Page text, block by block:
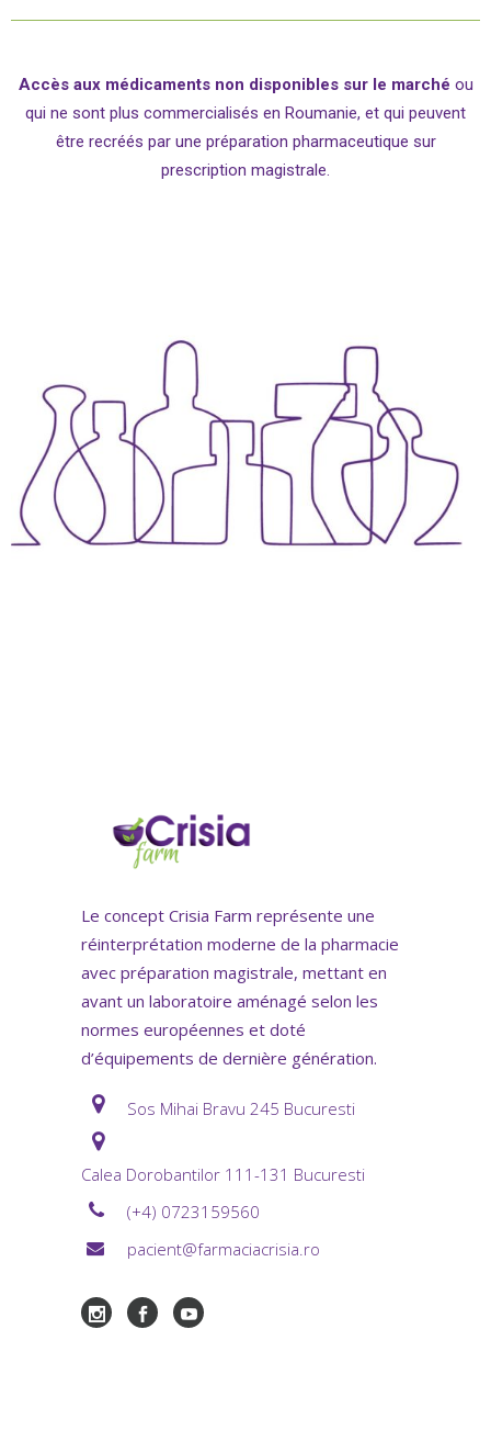
Accès aux médicaments non disponibles sur le marché ou
qui ne sont plus commercialisés en Roumanie, et qui peuvent
être recréés par une préparation pharmaceutique sur
prescription magistrale.
Le concept Crisia Farm représente une
réinterprétation moderne de la pharmacie
avec préparation magistrale, mettant en
avant un laboratoire aménagé selon les
normes européennes et doté
d’équipements de dernière génération.
Sos Mihai Bravu 245 Bucuresti
Calea Dorobantilor 111-131 Bucuresti
(+4) 0723159560
pacient@farmaciacrisia.ro